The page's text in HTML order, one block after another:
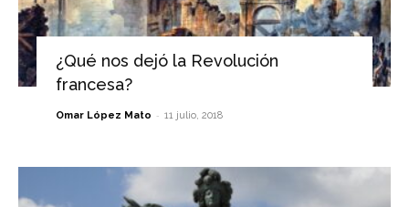
¿Qué nos dejó la Revolución
francesa?
Omar López Mato - 11 julio, 2018